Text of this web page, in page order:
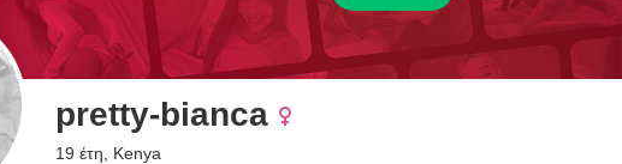
pretty-bianca
19 έτη, Kenya